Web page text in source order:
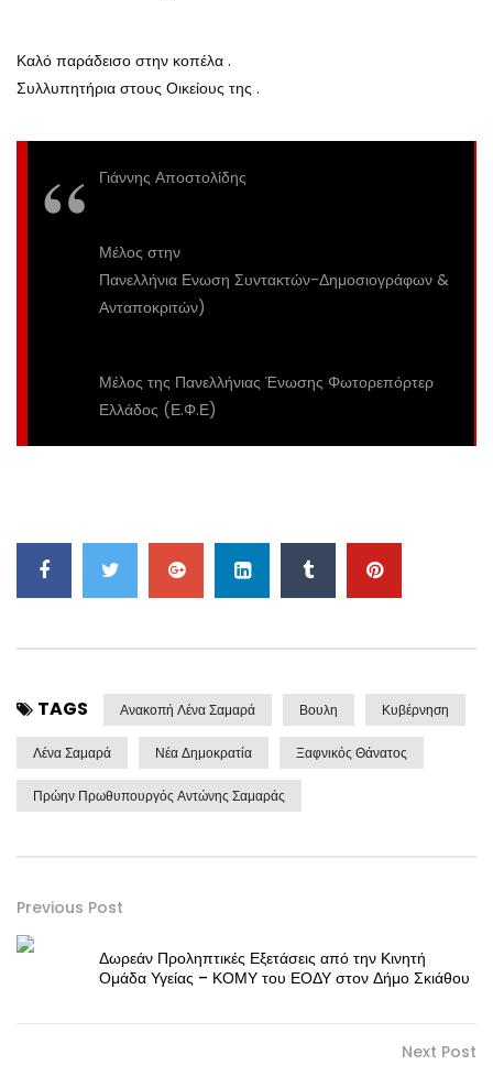
Καλό παράδεισο στην κοπέλα .
Συλλυπητήρια στους Οικείους της .
Γιάννης Αποστολίδης
Μέλος στην
Πανελλήνια Ενωση Συντακτών-Δημοσιογράφων &
Ανταποκριτών)
Μέλος της Πανελλήνιας Ένωσης Φωτορεπόρτερ
Ελλάδος (Ε.Φ.Ε)
TAGS Ανακοπή Λένα Σαμαρά Βουλη Κυβέρνηση
Λένα Σαμαρά Νέα Δημοκρατία Ξαφνικός Θάνατος
Πρώην Πρωθυπουργός Αντώνης Σαμαράς
Previous Post
Δωρεάν Προληπτικές Εξετάσεις από την Κινητή
Ομάδα Υγείας – ΚΟΜΥ του ΕΟΔΥ στον Δήμο Σκιάθου
Next Post